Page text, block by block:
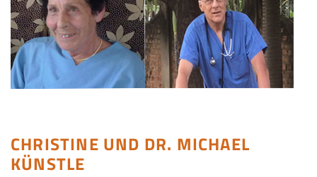
CHRISTINE UND DR. MICHAEL
KÜNSTLE